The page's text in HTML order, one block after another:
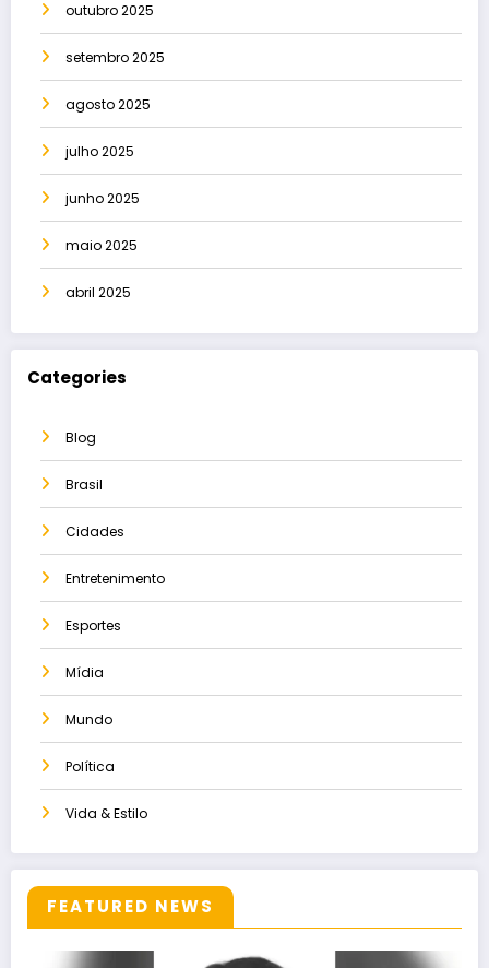
outubro 2025
setembro 2025
agosto 2025
julho 2025
junho 2025
maio 2025
abril 2025
Categories
Blog
Brasil
Cidades
Entretenimento
Esportes
Mídia
Mundo
Política
Vida & Estilo
FEATURED NEWS